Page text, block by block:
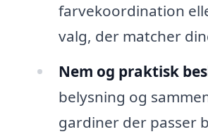
farvekoordination
valg, der matcher
Nem og praktisk
belysning og
gardiner der passer